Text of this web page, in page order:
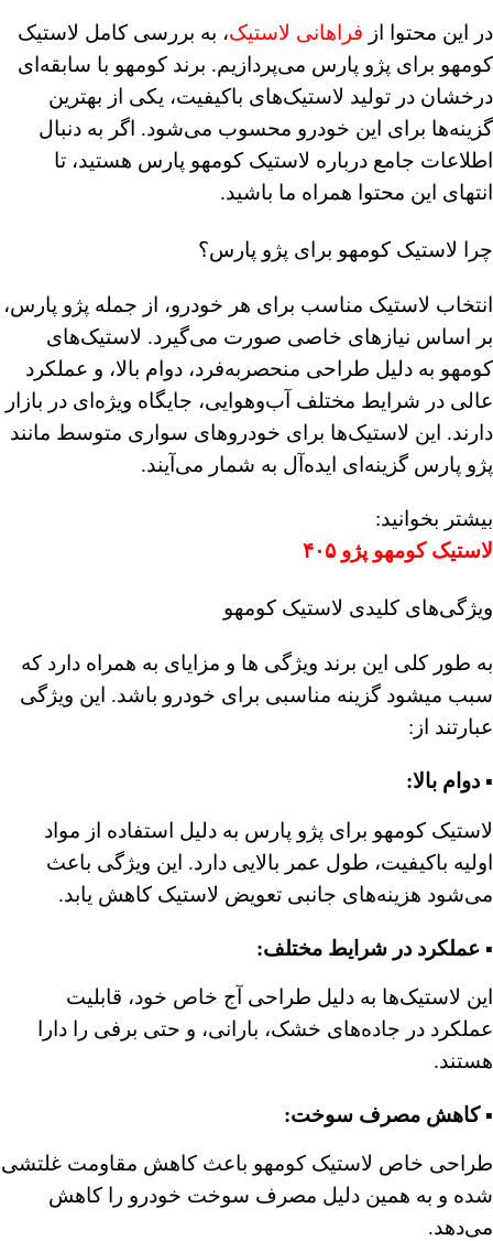
در این محتوا از فراهانی لاستیک، به بررسی کامل لاستیک
کومهو برای پژو پارس می‌پردازیم. برند کومهو با سابقه‌ای
درخشان در تولید لاستیک‌های باکیفیت، یکی از بهترین
گزینه‌ها برای این خودرو محسوب می‌شود. اگر به دنبال
اطلاعات جامع درباره لاستیک کومهو پارس هستید، تا
انتهای این محتوا همراه ما باشید.
چرا لاستیک کومهو برای پژو پارس؟
انتخاب لاستیک مناسب برای هر خودرو، از جمله پژو پارس،
بر اساس نیازهای خاصی صورت می‌گیرد. لاستیک‌های
کومهو به دلیل طراحی منحصربه‌فرد، دوام بالا، و عملکرد
عالی در شرایط مختلف آب‌وهوایی، جایگاه ویژه‌ای در بازار
دارند. این لاستیک‌ها برای خودروهای سواری متوسط مانند
پژو پارس گزینه‌ای ایده‌آل به شمار می‌آیند.
بیشتر بخوانید:
لاستیک کومهو پژو ۴۰۵
ویژگی‌های کلیدی لاستیک کومهو
به طور کلی این برند ویژگی ها و مزایای به همراه دارد که
سبب میشود گزینه مناسبی برای خودرو باشد. این ویژگی
عبارتند از:
▪️ دوام بالا:
لاستیک کومهو برای پژو پارس به دلیل استفاده از مواد
اولیه باکیفیت، طول عمر بالایی دارد. این ویژگی باعث
می‌شود هزینه‌های جانبی تعویض لاستیک کاهش یابد.
▪️ عملکرد در شرایط مختلف:
این لاستیک‌ها به دلیل طراحی آج خاص خود، قابلیت
عملکرد در جاده‌های خشک، بارانی، و حتی برفی را دارا
هستند.
▪️ کاهش مصرف سوخت:
طراحی خاص لاستیک کومهو باعث کاهش مقاومت غلتشی
شده و به همین دلیل مصرف سوخت خودرو را کاهش
می‌دهد.